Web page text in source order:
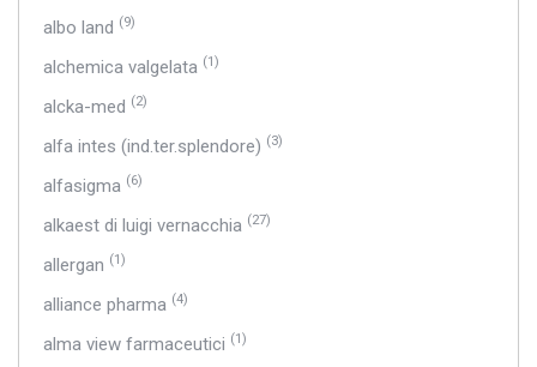
albo land (9)
alchemica valgelata (1)
alcka-med (2)
alfa intes (ind.ter.splendore) (3)
alfasigma (6)
alkaest di luigi vernacchia (27)
allergan (1)
alliance pharma (4)
alma view farmaceutici (1)